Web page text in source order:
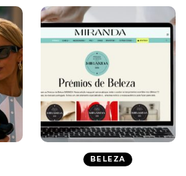
BELEZA